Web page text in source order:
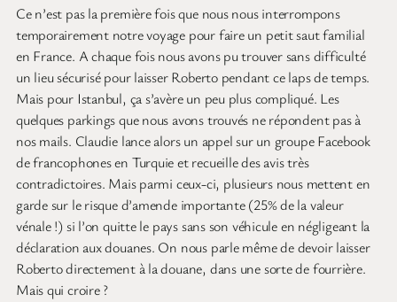
Ce n’est pas la première fois que nous nous interrompons
temporairement notre voyage pour faire un petit saut familial
en France. A chaque fois nous avons pu trouver sans difficulté
un lieu sécurisé pour laisser Roberto pendant ce laps de temps.
Mais pour Istanbul, ça s’avère un peu plus compliqué. Les
quelques parkings que nous avons trouvés ne répondent pas à
nos mails. Claudie lance alors un appel sur un groupe Facebook
de francophones en Turquie et recueille des avis très
contradictoires. Mais parmi ceux-ci, plusieurs nous mettent en
garde sur le risque d’amende importante (25% de la valeur
vénale !) si l’on quitte le pays sans son véhicule en négligeant la
déclaration aux douanes. On nous parle même de devoir laisser
Roberto directement à la douane, dans une sorte de fourrière.
Mais qui croire ?